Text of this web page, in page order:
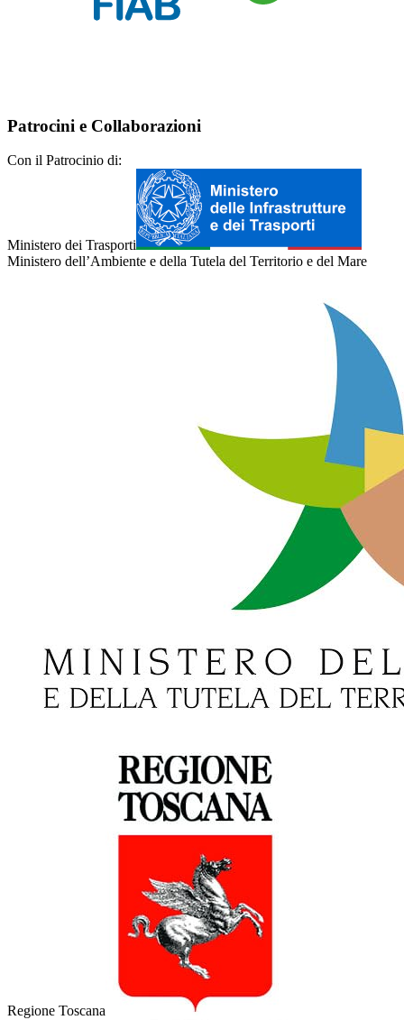
Patrocini e Collaborazioni
Con il Patrocinio di:
Ministero dei Trasporti
Ministero dell’Ambiente e della Tutela del Territorio e del Mare
Regione Toscana